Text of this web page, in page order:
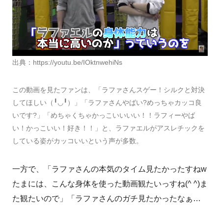
出典：https://youtu.be/IOktnwehiNs
この動画を見たファンは、「ラファさんスゲー！シルクと対決
してほしい（╹◡╹） 」「ラファさんやばい?めっちゃカッコ良
いです? 」「めちゃくちゃかっこいいいい！！ラフィーやば
い！かっこいい！好き！！」と、ラファエルがアスレチックを
している姿がカッコいいという声が多数。
一方で、「ラファさんの本気のタイム見たかったすねw
たまには、こんな身体を使った動画観たいっすね(^ ^)ま
た観たいので」「ラファさんのガチ見たかったなぁ…